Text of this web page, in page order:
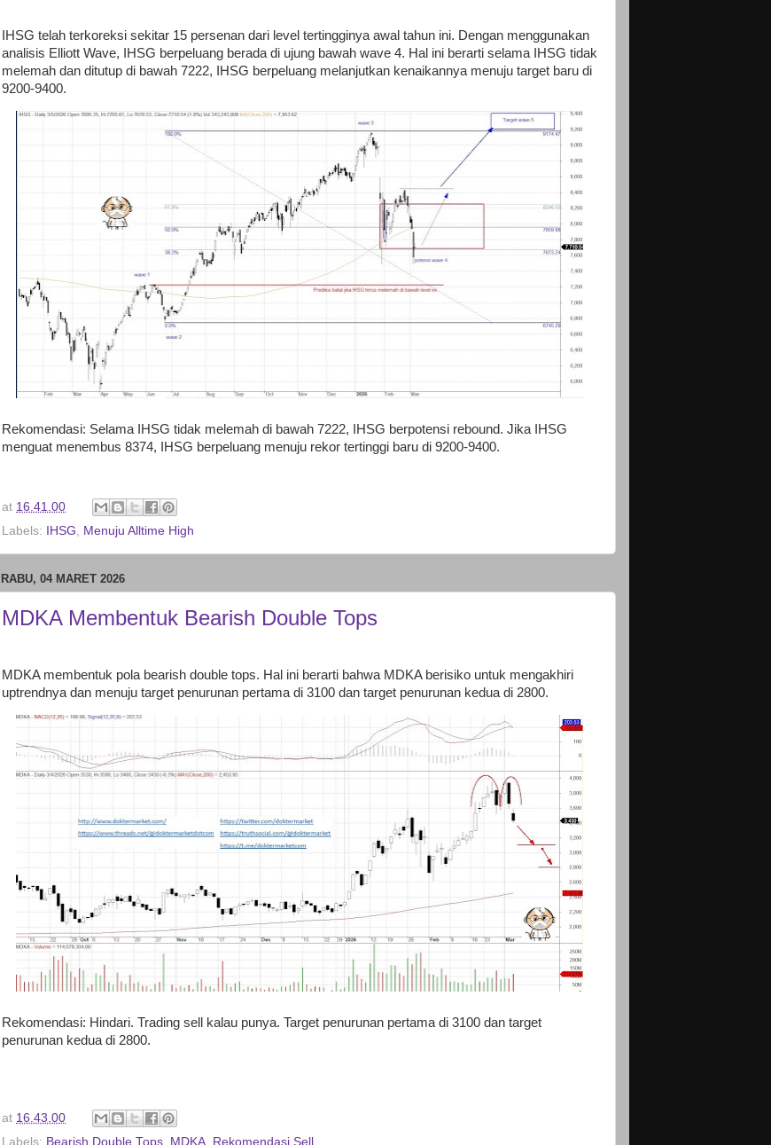
IHSG telah terkoreksi sekitar 15 persenan dari level tertingginya awal tahun ini. Dengan menggunakan
analisis Elliott Wave, IHSG berpeluang berada di ujung bawah wave 4. Hal ini berarti selama IHSG tidak
melemah dan ditutup di bawah 7222, IHSG berpeluang melanjutkan kenaikannya menuju target baru di
9200-9400.
Rekomendasi: Selama IHSG tidak melemah di bawah 7222, IHSG berpotensi rebound. Jika IHSG
menguat menembus 8374, IHSG berpeluang menuju rekor tertinggi baru di 9200-9400.
at 16.41.00
Labels:
IHSG, Menuju Alltime High
RABU, 04 MARET 2026
MDKA Membentuk Bearish Double Tops
MDKA membentuk pola bearish double tops. Hal ini berarti bahwa MDKA berisiko untuk mengakhiri
uptrendnya dan menuju target penurunan pertama di 3100 dan target penurunan kedua di 2800.
Rekomendasi: Hindari. Trading sell kalau punya. Target penurunan pertama di 3100 dan target
penurunan kedua di 2800.
at 16.43.00
Labels: Bearish Double Tops, MDKA, Rekomendasi Sell